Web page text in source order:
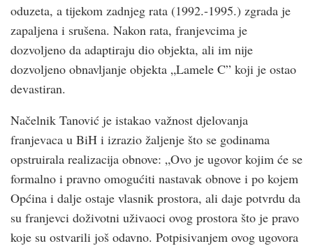
oduzeta, a tijekom zadnjeg rata (1992.-1995.) zgrada je
zapaljena i srušena. Nakon rata, franjevcima je
dozvoljeno da adaptiraju dio objekta, ali im nije
dozvoljeno obnavljanje objekta „Lamele C” koji je ostao
devastiran.
Načelnik Tanović je istakao važnost djelovanja
franjevaca u BiH i izrazio žaljenje što se godinama
opstruirala realizacija obnove: „Ovo je ugovor kojim će se
formalno i pravno omogućiti nastavak obnove i po kojem
Općina i dalje ostaje vlasnik prostora, ali daje potvrdu da
su franjevci doživotni uživaoci ovog prostora što je pravo
koje su ostvarili još odavno. Potpisivanjem ovog ugovora